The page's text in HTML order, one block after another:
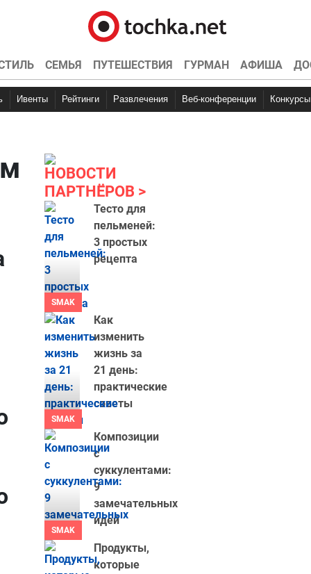
СЕМЬЯ ПУТЕШЕСТВИЯ ГУРМАН АФИША
Ивенты Рейтинги Развлечения Веб-конференции Конкурсы
НОВОСТИ
ПАРТНЁРОВ
SMAK
Тесто для
пельменей:
3 простых
рецепта
SMAK
Как
изменить
жизнь за
21 день:
практические
советы
SMAK
Композиции
с
суккулентами:
9
замечательных
идей
Продукты,
которые